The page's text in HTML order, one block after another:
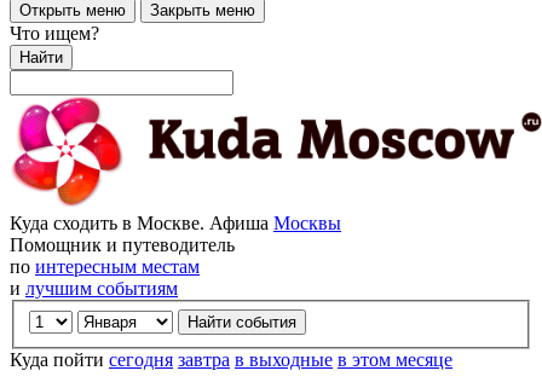
Открыть меню Закрыть меню
Что ищем?
Найти
Куда сходить в Москве. Афиша Москвы
Помощник и путеводитель
по интересным местам
и лучшим событиям
Куда пойти сегодня завтра в выходные в этом месяце